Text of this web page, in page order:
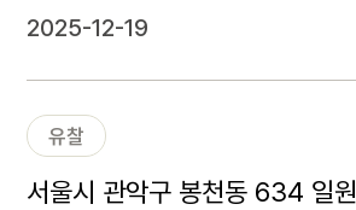
2025-12-19
유찰
서울시 관악구 봉천동 634 일